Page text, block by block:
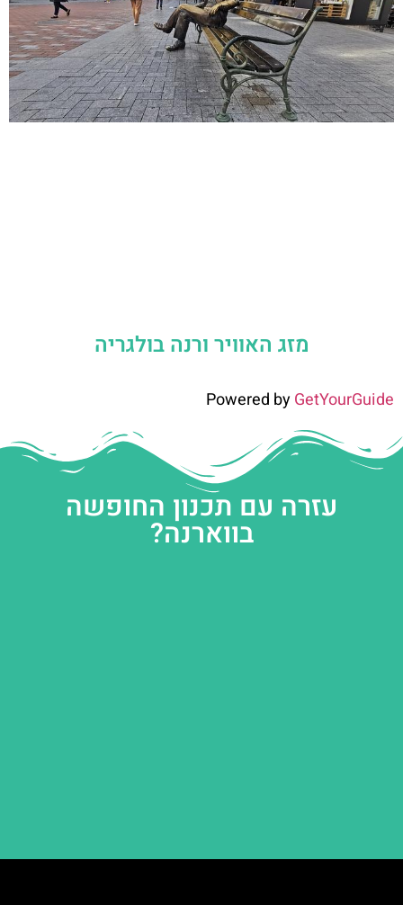
מזג האוויר ורנה בולגריה
Powered byGetYourGuide
עזרה עם תכנון החופשה
בווארנה?